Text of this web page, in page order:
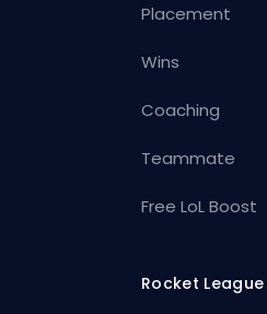
Placement
Wins
Coaching
Teammate
Free LoL Boost
Rocket League